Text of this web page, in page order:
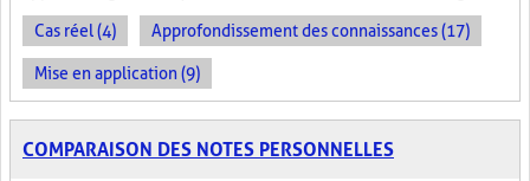
Cas réel (4) Approfondissement des connaissances (17)
Mise en application (9)
COMPARAISON DES NOTES PERSONNELLES